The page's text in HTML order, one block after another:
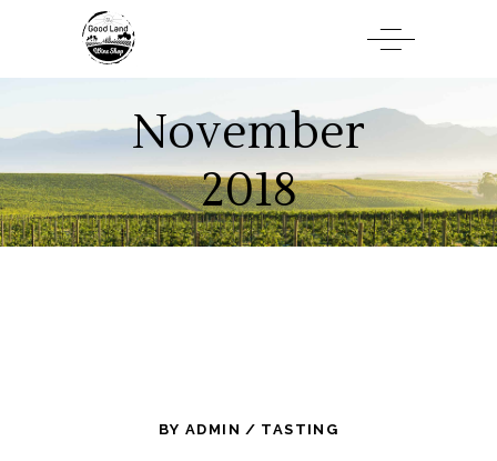
November
2018
BYADMIN TASTING